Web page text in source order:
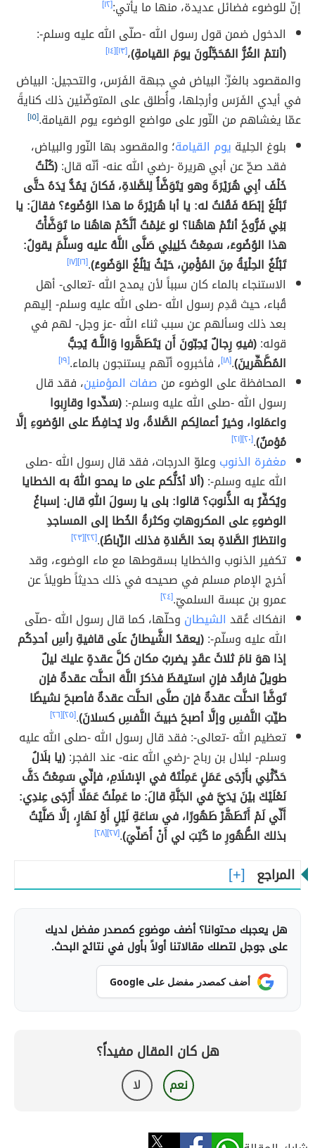
إنّ للوضوء فضائل عديدة، منها ما يأتي:[١٢]
الدخول ضمن قول رسول الله -صلّى الله عليه وسلم-:
(أنتمْ الغُرُّ المُحَجَّلُونَ يومَ القيامةِ)،[١٣] [١٤]
والمقصود بالغرِّ: البياض في جبهة الفَرَس، والتحجيل: البياض
في أيدي الفَرَس وأرجلها، وأُطلق على المتوضّئين ذلك كنايةً
عمّا يغشاهم من النّور على مواضع الوضوء يوم القيامة.[١٥]
بلوغ الحِلية يوم القيامة؛ والمقصود بها النّور والبياض،
فقد صحّ عن أبي هريرة -رضي الله عنه- أنّه قال:(كُنْتُ
خَلْفَ أبِي هُرَيْرَةَ وهو يَتَوَضَّأُ لِلصَّلاةِ، فَكانَ يَمُدُّ يَدَهُ حتَّى
تَبْلُغَ إبْطَهُ فَقُلتُ له: يا أبا هُرَيْرَةَ ما هذا الوُضُوءُ؟ فقالَ: يا
بَنِي فَرُّوخَ أنتُمْ هاهُنا؟ لو عَلِمْتُ أنَّكُمْ هاهُنا ما تَوَضَّأْتُ
هذا الوُضُوءَ، سَمِعْتُ خَلِيلِي صَلَّى اللَّهُ عليه وسلَّمَ يقولُ:
تَبْلُغُ الحِلْيَةُ مِنَ المُؤْمِنِ، حَيْثُ يَبْلُغُ الوَضُوءُ).[١٦] [١٧]
الاستنجاء بالماء كان سبباً لأن يمدح الله -تعالى- أهل
قُباء، حيث قَدِم رسول الله -صلى الله عليه وسلم- إليهم
بعد ذلك وسألهم عن سبب ثناء الله -عز وجل- لهم في
قوله:(فيهِ رِجالٌ يُحِبّونَ أَن يَتَطَهَّروا وَاللَّـهُ يُحِبُّ
المُطَّهِّرينَ).[١٨] ، فأخبروه أنّهم يستنجون بالماء.[١٩]
المحافظة على الوضوء من صفات المؤمنين، فقد قال
رسول الله -صلى الله عليه وسلم-:(سَدِّدوا وقارِبوا
واعمَلوا، وخيرُ أعمالِكم الصَّلاةُ، ولا يُحافِظُ على الوُضوءِ إلَّا
مُؤمنٌ).[٢٠] [٢١]
مغفرة الذنوب وعلوّ الدرجات، فقد قال رسول الله -صلى
الله عليه وسلم-:(ألا أدُلُّكم على ما يمحو اللهُ به الخطايا
ويُكفِّرُ به الذُّنوبَ؟ قالوا: بلى يا رسولَ اللهِ قال: إسباغُ
الوضوءِ على المكروهاتِ وكثرةُ الخُطا إلى المساجدِ
وانتظارُ الصَّلاةِ بعدَ الصَّلاةِ فذلك الرِّباطُ).[٢٢] [٢٣]
تكفير الذنوب والخطايا بسقوطها مع ماء الوضوء، وقد
أخرج الإمام مسلم في صحيحه في ذلك حديثاً طويلاً عن
عمرو بن عبسة السلميّ.[٢٤]
انفكاك عَُقد الشيطان وحلّها، كما قال رسول الله -صلّى
الله عليه وسلّم-:(يعقدُ الشَّيطانُ علَى قافيةِ رأسِ أحدِكُم
إذا هوَ نامَ ثلاثَ عقَدٍ يضربُ مكان كلَّ عقدةٍ عليكَ ليلٌ
طويلٌ فارقُد فإنِ استيقظَ فذكرَ اللَّهَ انحلَّت عقدةٌ فإن
تَوضَّأ انحلَّت عقدةٌ فإن صلَّى انحلَّت عقدةٌ فأصبحَ نشيطًا
طيِّبَ النَّفسِ وإلَّا أصبحَ خبيثَ النَّفسِ كسلانَ).[٢٥] [٢٦]
تعظيم الله -تعالى-: فقد قال رسول الله -صلى الله عليه
وسلم- لبلال بن رباح -رضي الله عنه- عند الفجر:(يا بلَالُ
حَدِّثْنِي بأَرْجَى عَمَلٍ عَمِلْتَهُ في الإسْلَامِ، فإنِّي سَمِعْتُ دَفَّ
نَعْلَيْكَ بيْنَ يَدَيَّ في الجَنَّةِ قالَ: ما عَمِلْتُ عَمَلًا أَرْجَى عِندِي:
أَنِّي لَمْ أَتَطَهَّرْ طَهُورًا، في سَاعَةِ لَيْلٍ أَوْ نَهَارٍ، إلَّا صَلَّيْتُ
بذلكَ الطُّهُورِ ما كُتِبَ لي أَنْ أُصَلِّيَ).[٢٧] [٢٨]
المراجع
هل يعجبك محتوانا؟ أضف موضوع كمصدر مفضل لديك
على جوجل لتصلك مقالاتنا أولاً بأول في نتائج البحث.
أضف كمصدر مفضل على Google
هل كان المقال مفيداً؟
نعم لا